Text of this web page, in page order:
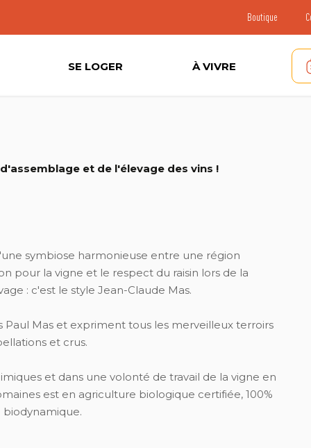
Boutique
SE LOGER À VIVRE
et de l'élevage des vins !
symbiose harmonieuse entre une région
pour la vigne et le respect du raisin lors de la
: c'est le style Jean-Claude Mas.
Mas et expriment tous les merveilleux terroirs
et crus.
et dans une volonté de travail de la vigne en
est en agriculture biologique certifiée, 100%
biodynamique.